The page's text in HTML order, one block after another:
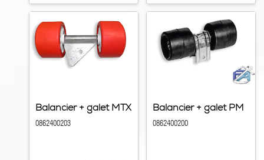
Balancier + galet MTX
0862400203
Balancier + galet PM
0862400200